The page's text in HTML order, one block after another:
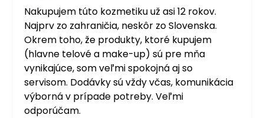
Nakupujem túto kozmetiku už asi 12 rokov.
Najprv zo zahraničia, neskôr zo Slovenska.
Okrem toho, že produkty, ktoré kupujem
(hlavne telové a make-up) sú pre mňa
vynikajúce, som veľmi spokojná aj so
servisom. Dodávky sú vždy včas, komunikácia
výborná v prípade potreby. Veľmi
odporúčam.